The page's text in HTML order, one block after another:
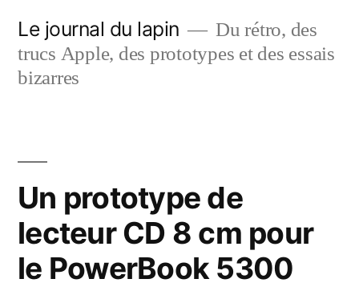
contenu
Le journal du lapin
Du rétro, des
trucs Apple, des prototypes et des essais
bizarres
Un prototype de
lecteur CD 8 cm pour
le PowerBook 5300